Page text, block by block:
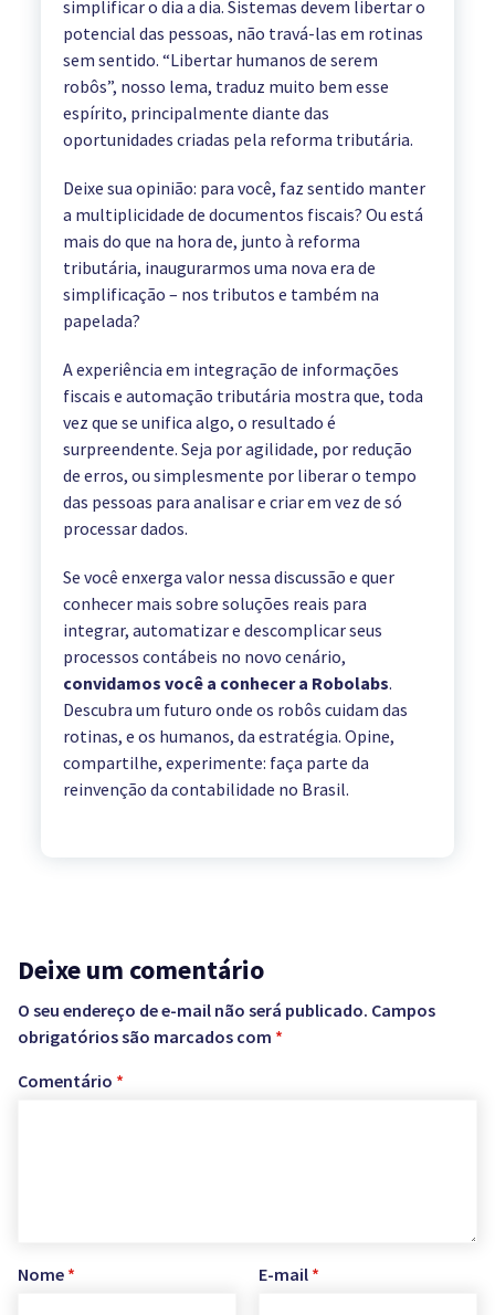
simplificar o dia a dia. Sistemas devem libertar o
potencial das pessoas, não travá-las em rotinas
sem sentido. “Libertar humanos de serem
robôs”, nosso lema, traduz muito bem esse
espírito, principalmente diante das
oportunidades criadas pela reforma tributária.
Deixe sua opinião: para você, faz sentido manter
a multiplicidade de documentos fiscais? Ou está
mais do que na hora de, junto à reforma
tributária, inaugurarmos uma nova era de
simplificação – nos tributos e também na
papelada?
A experiência em integração de informações
fiscais e automação tributária mostra que, toda
vez que se unifica algo, o resultado é
surpreendente. Seja por agilidade, por redução
de erros, ou simplesmente por liberar o tempo
das pessoas para analisar e criar em vez de só
processar dados.
Se você enxerga valor nessa discussão e quer
conhecer mais sobre soluções reais para
integrar, automatizar e descomplicar seus
processos contábeis no novo cenário,
convidamos você a conhecer a Robolabs.
Descubra um futuro onde os robôs cuidam das
rotinas, e os humanos, da estratégia. Opine,
compartilhe, experimente: faça parte da
reinvenção da contabilidade no Brasil.
Deixe um comentário
O seu endereço de e-mail não será publicado. Campos
obrigatórios são marcados com *
Comentário *
Nome * E-mail *